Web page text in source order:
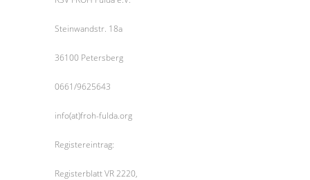
Steinwandstr. 18a
36100 Petersberg
0661/9625643
info(at)froh-fulda.org
Registereintrag:
Registerblatt VR 2220,